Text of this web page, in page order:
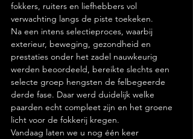
fokkers, ruiters en liefhebbers vol
verwachting langs de piste toekeken.
Na een intens selectieproces, waarbij
exterieur, beweging, gezondheid en
prestaties onder het zadel nauwkeurig
werden beoordeeld, bereikte slechts een
selecte groep hengsten de felbegeerde
derde fase. Daar werd duidelijk welke
paarden echt compleet zijn en het groene
licht voor de fokkerij kregen.
Vandaag laten we u nog één keer